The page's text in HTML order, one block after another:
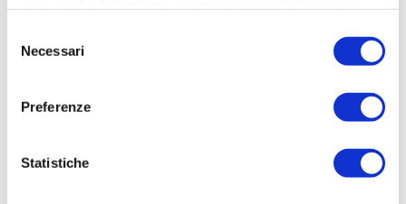
revocare il proprio consenso in qualsiasi momento dalla
Dichiarazione sui cookie o facendo clic sull'icona di
e imposta le tue preferenze nella
sezione dettagli. Puoi
modificare o ritirare il tuo consenso in qualsiasi momento
delNecessari
Preferenze
Statistiche
compromessi lasciamoli agli altri
Nuova gravel Titici Relli Pro Evo, i compromessi